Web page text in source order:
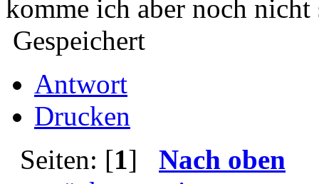
komme ich aber noch
Gespeichert
Antwort
Drucken
Seiten: [1] Nach oben